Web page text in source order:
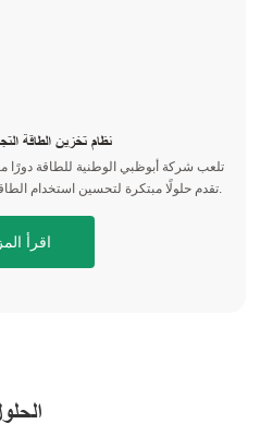
نظام تخزين الطاقة
تلعب شركة أبوظبي الوطنية للطاقة دورًا
تقدم حلولًا مبتكرة لتحسين استخدام الطاقة وتعزيز الكفاءة التشغيلية الشاملة.
اقرأ